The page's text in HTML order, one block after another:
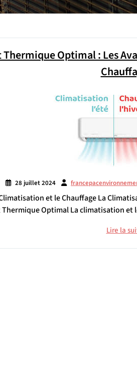
Optimal : Les
28 juillet 2024
et le Chauffage La
Optimal La climatisation et
Lire la